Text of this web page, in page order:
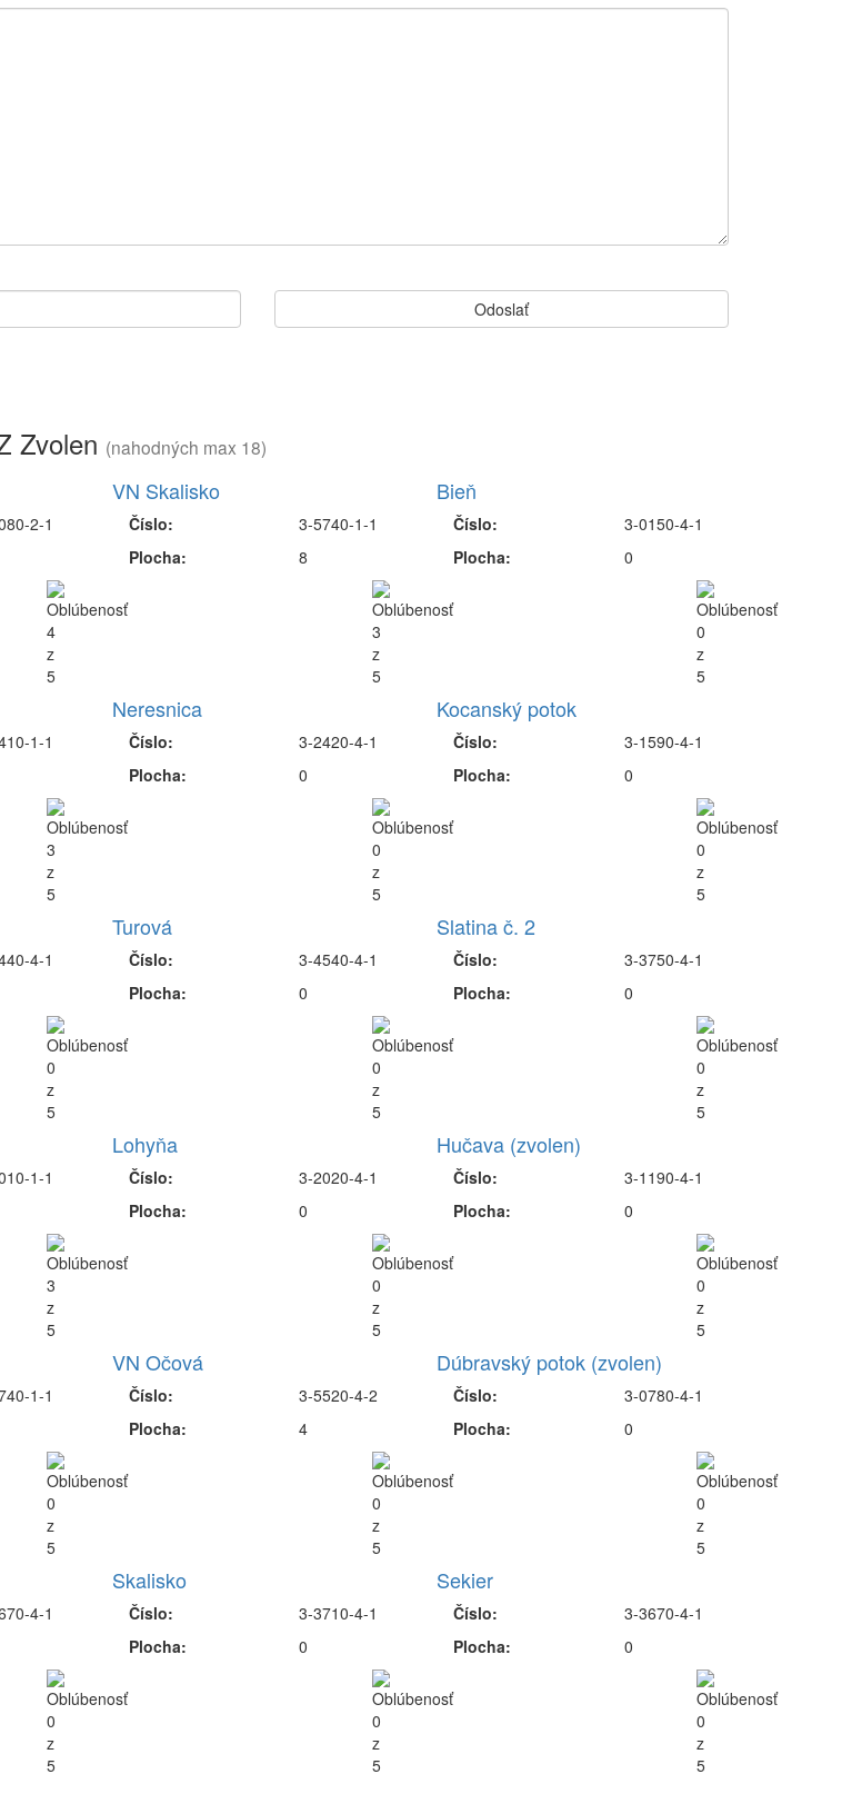
Zvolen (nahodných max 18)
2-1
VN Skalisko
Číslo:
Plocha:
3-5740-1-1
8
Bieň
Číslo:
Plocha:
3-0150-4-1
0
1-1
Neresnica
Číslo:
Plocha:
3-2420-4-1
0
Kocanský potok
Číslo:
Plocha:
3-1590-4-1
0
4-1
Turová
Číslo:
Plocha:
3-4540-4-1
0
Slatina č. 2
Číslo:
Plocha:
3-3750-4-1
0
1-1
Lohyňa
Číslo:
Plocha:
3-2020-4-1
0
Hučava (zvolen)
Číslo:
Plocha:
3-1190-4-1
0
1-1
VN Očová
Číslo:
Plocha:
3-5520-4-2
4
Dúbravský potok (zvolen)
Číslo:
Plocha:
3-0780-4-1
0
4-1
Skalisko
Číslo:
Plocha:
3-3710-4-1
0
Sekier
Číslo:
Plocha:
3-3670-4-1
0